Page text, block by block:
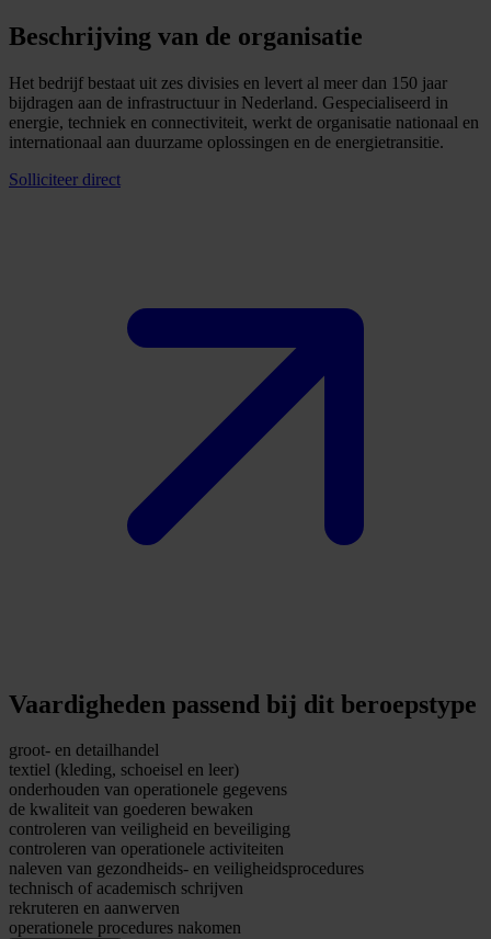
Beschrijving van de organisatie
Het bedrijf bestaat uit zes divisies en levert al meer dan 150 jaar
bijdragen aan de infrastructuur in Nederland. Gespecialiseerd in
energie, techniek en connectiviteit, werkt de organisatie nationaal en
internationaal aan duurzame oplossingen en de energietransitie.
Solliciteer direct
Vaardigheden passend bij dit beroepstype
groot- en detailhandel
textiel (kleding, schoeisel en leer)
onderhouden van operationele gegevens
de kwaliteit van goederen bewaken
controleren van veiligheid en beveiliging
controleren van operationele activiteiten
naleven van gezondheids- en veiligheidsprocedures
technisch of academisch schrijven
rekruteren en aanwerven
operationele procedures nakomen